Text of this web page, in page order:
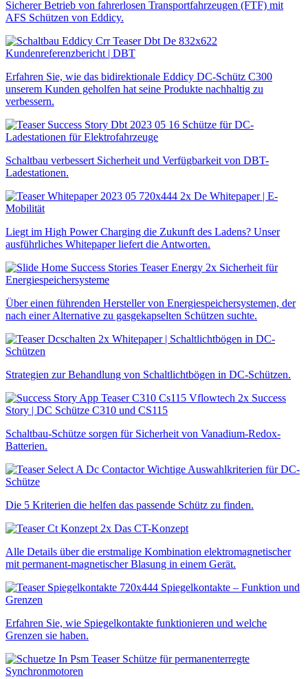
Sicherer Betrieb von fahrerlosen Transportfahrzeugen (FTF) mit
AFS Schützen von Eddicy.
Kundenreferenzbericht | DBT
Erfahren Sie, wie das bidirektionale Eddicy DC-Schütz C300
unserem Kunden geholfen hat seine Produkte nachhaltig zu
verbessern.
Schütze für DC-
Ladestationen für Elektrofahrzeuge
Schaltbau verbessert Sicherheit und Verfügbarkeit von DBT-
Ladestationen.
Whitepaper | E-
Mobilität
Liegt im High Power Charging die Zukunft des Ladens? Unser
ausführliches Whitepaper liefert die Antworten.
Sicherheit für
Energiespeichersysteme
Über einen führenden Hersteller von Energiespeichersystemen, der
nach einer Alternative zu gasgekapselten Schützen suchte.
Whitepaper | Schaltlichtbögen in DC-
Schützen
Strategien zur Behandlung von Schaltlichtbögen in DC-Schützen.
Success
Story | DC Schütze C310 und CS115
Schaltbau-Schütze sorgen für Sicherheit von Vanadium-Redox-
Batterien.
Wichtige Auswahlkriterien für DC-
Schütze
Die 5 Kriterien die helfen das passende Schütz zu finden.
Das CT-Konzept
Alle Details über die erstmalige Kombination elektro­magne­tischer
mit permanent-magne­tischer Blasung in einem Gerät.
Spiegelkontakte – Funktion und
Grenzen
Erfahren Sie, wie Spiegelkontakte funktionieren und welche
Grenzen sie haben.
Schütze für permanenterregte
Synchronmotoren